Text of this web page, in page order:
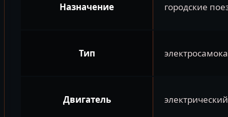
Назначение городские
Тип
Двигатель электрический